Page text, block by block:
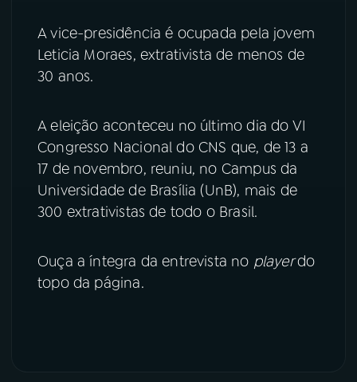
Instagram X
TikTok
A vice-presidência é ocupada pela jovem
Leticia Moraes, extrativista de menos de
30 anos.
A eleição aconteceu no último dia do VI
Congresso Nacional do CNS que, de 13 a
17 de novembro, reuniu, no Campus da
Universidade de Brasília (UnB), mais de
300 extrativistas de todo o Brasil.
Ouça a íntegra da entrevista no playerdo
topo da página.